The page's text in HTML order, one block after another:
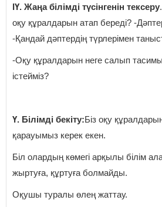
ІҮ. Жаңа білімді түсінгенін тексеру
оқу құралдарын атап береді? -
-Қандай дәптердің түрлерімен
-Оқу құралдарын неге салып
істейміз?
Ү. Білімді бекіту:Біз оқу
қарауымыз керек екен.
Біл олардың көмегі арқылы білім
жыртуға, құртуға болмайды.
Оқушы туралы өлең жаттау.